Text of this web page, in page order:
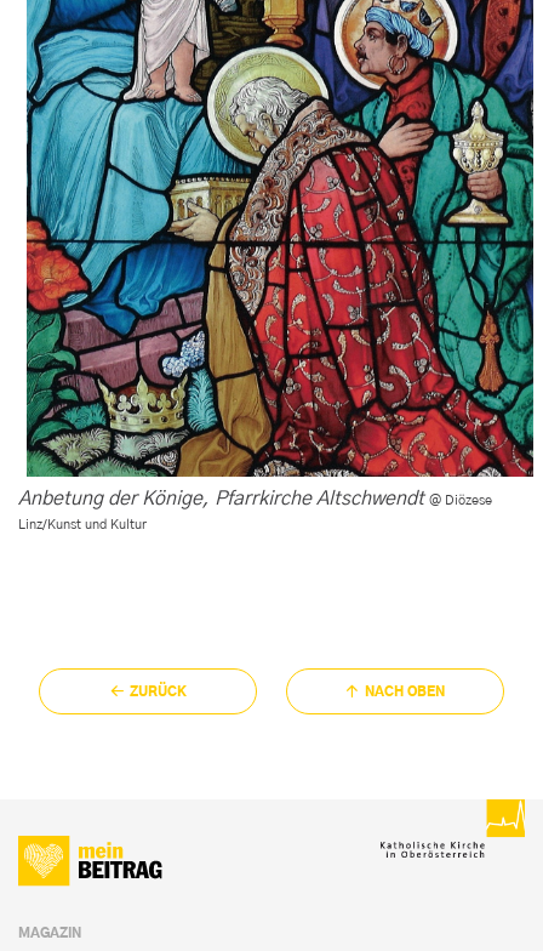
Anbetung der Könige, Pfarrkirche Altschwendt @ Diözese
Linz/Kunst und Kultur
ZURÜCK NACH OBEN
MAGAZIN